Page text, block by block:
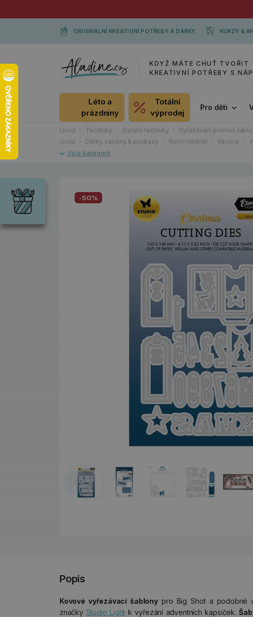
ORIGINÁLNÍ KREATIVNÍ POTŘEBY A DÁRKY KURZY &
KDYŽ MÁTE CHUŤ TVOŘIT
KREATIVNÍ POTŘEBY S
Léto a
prázdniny
Totální
výprodej
Pro děti
Úvod Techniky Ostatní techniky Vyřezávání pomocí
Úvod
Dárky, sezóny & poukazy Roční období Vánoce
-50%
Popis
Kovové vyřezávací šablonypro Big Shot a podobné
značky Studio Light k vyřezání adventních kapsiček.
Designs
Chci si vybrat